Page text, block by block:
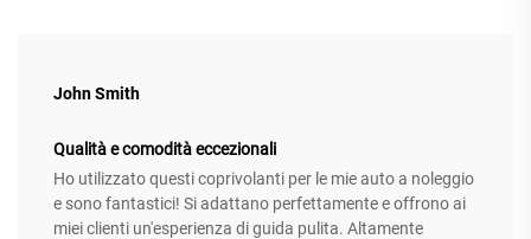
John Smith
Qualità e comodità eccezionali
Ho utilizzato questi coprivolanti per le mie auto a noleggio
e sono fantastici! Si adattano perfettamente e offrono ai
miei clienti un'esperienza di guida pulita. Altamente